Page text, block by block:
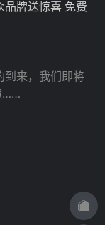
品牌送惊喜 免费
到来，我们即将
……